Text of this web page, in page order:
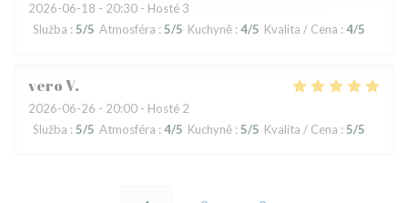
2026-06-18 - 20:30 - Hosté 3
Služba : 5/5 Atmosféra : 5/5 Kuchyně : 4/5 Kvalita / Cena : 4/5
veroV
2026-06-26 - 20:00 - Hosté 2
Služba : 5/5 Atmosféra : 4/5 Kuchyně : 5/5 Kvalita / Cena : 5/5